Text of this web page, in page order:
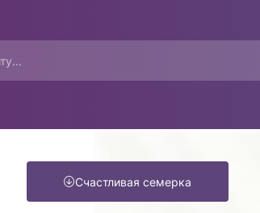
Счастливая семерка